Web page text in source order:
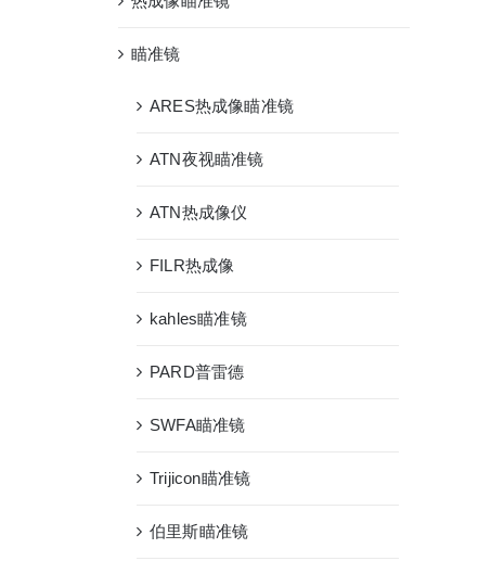
瞄准镜
ARES热成像瞄准镜
ATN夜视瞄准镜
ATN热成像仪
FILR热成像
kahles瞄准镜
PARD普雷德
SWFA瞄准镜
Trijicon瞄准镜
伯里斯瞄准镜